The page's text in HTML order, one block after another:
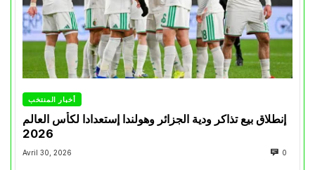
أخبار المنتخب
إنطلاق بيع تذاكر ودية الجزائر وهولندا إستعدادا لكأس العالم
2026
Avril 30, 2026 0